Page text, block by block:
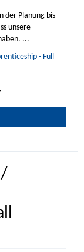
der Planung bis
unsere
...
- Full